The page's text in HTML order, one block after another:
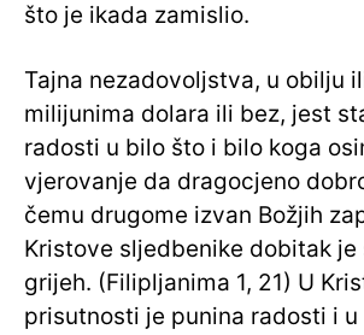
što je ikada zamislio.
Tajna nezadovoljstva, u obilju
milijunima dolara ili bez, jest
radosti u bilo što i bilo koga
vjerovanje da dragocjeno
čemu drugome izvan Božjih
Kristove sljedbenike dobitak je
grijeh. (Filipljanima 1, 21) U
prisutnosti je punina radosti i